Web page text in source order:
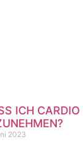
ICH
2023